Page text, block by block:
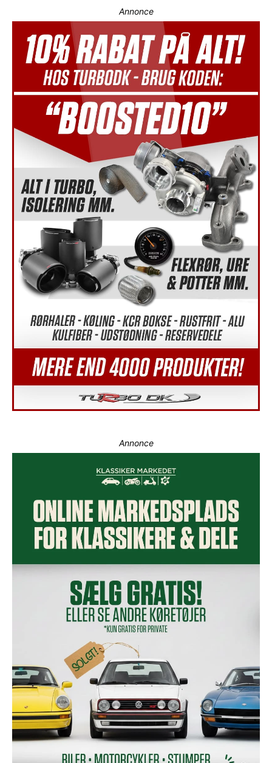
Annonce
Annonce